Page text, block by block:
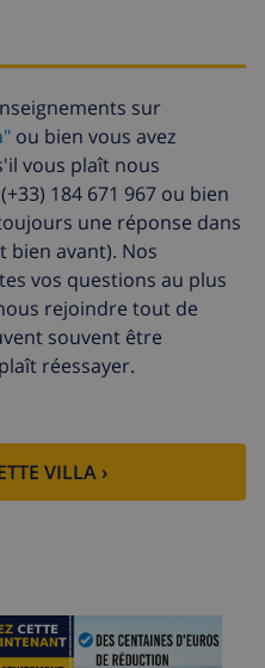
jour
par personne
par personne
consommation
(52,77 $US/HOUR)
montant total
sur
ou bien vous avez
vous plaît nous
184 671 967 ou bien
une réponse dans
bien avant). Nos
vos questions au plus
rejoindre tout de
souvent être
réessayer.
VILLA ›